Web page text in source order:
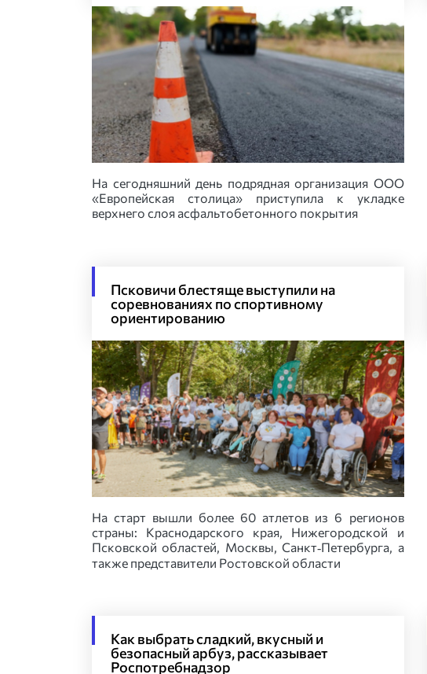
На сегодняшний день подрядная организация ООО
«Европейская столица» приступила к укладке
верхнего слоя асфальтобетонного покрытия
Псковичи блестяще выступили на
соревнованиях по спортивному
ориентированию
На старт вышли более 60 атлетов из 6 регионов
страны: Краснодарского края, Нижегородской и
Псковской областей, Москвы, Санкт‑Петербурга, а
также представители Ростовской области
Как выбрать сладкий, вкусный и
безопасный арбуз, рассказывает
Роспотребнадзор